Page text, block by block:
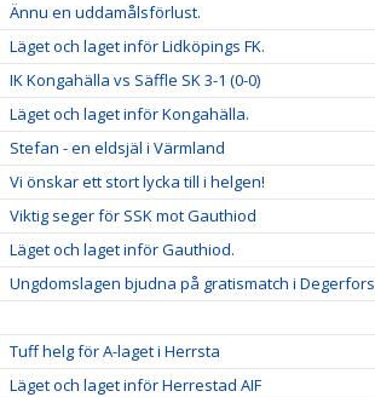
Ännu en uddamålsförlust.
Läget och laget inför Lidköpings FK.
IK Kongahälla vs Säffle SK 3-1 (0-0)
Läget och laget inför Kongahälla.
Stefan - en eldsjäl i Värmland
Vi önskar ett stort lycka till i helgen!
Viktig seger för SSK mot Gauthiod
Läget och laget inför Gauthiod.
Ungdomslagen bjudna på gratismatch i Degerfors
Tuff helg för A-laget i Herrsta
Läget och laget inför Herrestad AIF